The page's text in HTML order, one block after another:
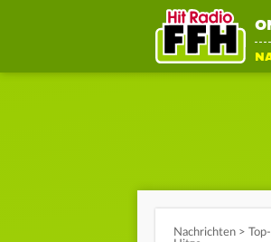
Nachrichten >